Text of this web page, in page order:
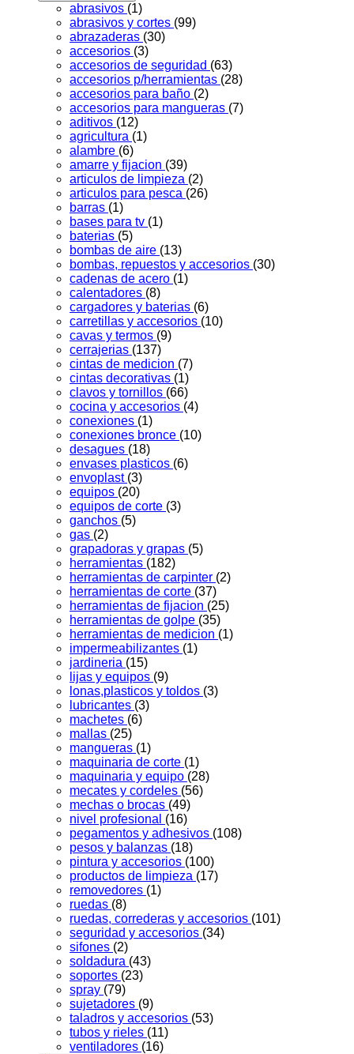
abrasivos (1)
abrasivos y cortes (99)
abrazaderas (30)
accesorios (3)
accesorios de seguridad (63)
accesorios p/herramientas (28)
accesorios para baño (2)
accesorios para mangueras (7)
aditivos (12)
agricultura (1)
alambre (6)
amarre y fijacion (39)
articulos de limpieza (2)
articulos para pesca (26)
barras (1)
bases para tv (1)
baterias (5)
bombas de aire (13)
bombas, repuestos y accesorios (30)
cadenas de acero (1)
calentadores (8)
cargadores y baterias (6)
carretillas y accesorios (10)
cavas y termos (9)
cerrajerias (137)
cintas de medicion (7)
cintas decorativas (1)
clavos y tornillos (66)
cocina y accesorios (4)
conexiones (1)
conexiones bronce (10)
desagues (18)
envases plasticos (6)
envoplast (3)
equipos (20)
equipos de corte (3)
ganchos (5)
gas (2)
grapadoras y grapas (5)
herramientas (182)
herramientas de carpinter (2)
herramientas de corte (37)
herramientas de fijacion (25)
herramientas de golpe (35)
herramientas de medicion (1)
impermeabilizantes (1)
jardineria (15)
lijas y equipos (9)
lonas,plasticos y toldos (3)
lubricantes (3)
machetes (6)
mallas (25)
mangueras (1)
maquinaria de corte (1)
maquinaria y equipo (28)
mecates y cordeles (56)
mechas o brocas (49)
nivel profesional (16)
pegamentos y adhesivos (108)
pesos y balanzas (18)
pintura y accesorios (100)
productos de limpieza (17)
removedores (1)
ruedas (8)
ruedas, correderas y accesorios (101)
seguridad y accesorios (34)
sifones (2)
soldadura (43)
soportes (23)
spray (79)
sujetadores (9)
taladros y accesorios (53)
tubos y rieles (11)
ventiladores (16)